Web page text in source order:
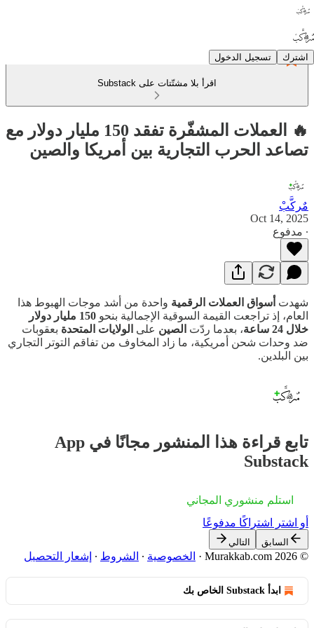
اشترك تسجيل الدخول
اقرأ بلا مشتّتات على Substack
🔥 العملات المشفّرة تفقد 150 مليار دولار مع
تصاعد الحرب التجارية بين أمريكا والصين
مٌركَّبْ
Oct 14, 2025
∙ مدفوع
شهدت أسواق العملات الرقمية واحدة من أشد موجات الهبوط هذا
العام، إذ تراجعت القيمة السوقية الإجمالية بنحو
150 مليار دولار
خلال 24 ساعة
، بعدما ردّت الصين على الولايات المتحدة بعقوبات
ضد وحدات شحن أمريكية، ما زاد المخاوف من تفاقم التوتر التجاري
بين البلدين.
تابع قراءة هذا المنشور مجانًا في App
Substack
استلم منشوري المجاني
أو اشترِ اشتراكًا مدفوعًا
السابق التالي
© 2026 Murakkab.com
· الخصوصية ∙ الشروط ∙ إشعار التحصيل
ابدأ Substack الخاص بك